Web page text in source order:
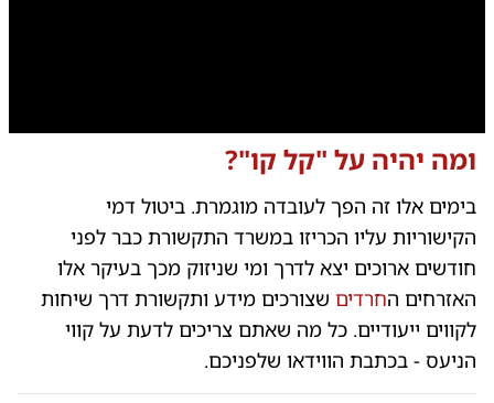
ומה יהיה על "קל קו"?
בימים אלו זה הפך לעובדה מוגמרת. ביטול דמי
הקישוריות עליו הכריזו במשרד התקשורת כבר לפני
חודשים ארוכים יצא לדרך ומי שניזוק מכך בעיקר אלו
האזרחים החרדים שצורכים מידע ותקשורת דרך שיחות
לקווים ייעודיים. כל מה שאתם צריכים לדעת על קווי
הניעס - בכתבת הווידאו שלפניכם.